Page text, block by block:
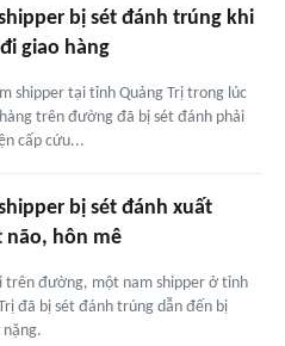
bị sét đánh trúng khi
giao hàng
shipper tại tỉnh Quảng Trị trong lúc
trên đường đã bị sét đánh phải
cấp cứu...
bị sét đánh xuất
não, hôn mê
trên đường, một nam shipper ở tỉnh
đã bị sét đánh trúng dẫn đến bị